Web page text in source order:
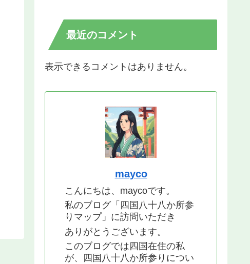
最近のコメント
表示できるコメントはありません。
mayco
こんにちは、maycoです。
私のブログ「四国八十八か所参
りマップ」に訪問いただき
ありがとうございます。
このブログでは四国在住の私
が、四国八十八か所参りについ